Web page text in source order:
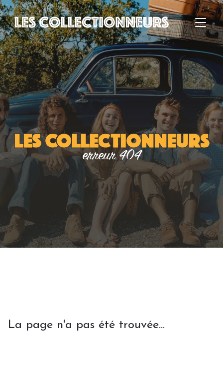
Les Collectionneurs
erreur 404
La page n'a pas été trouvée...